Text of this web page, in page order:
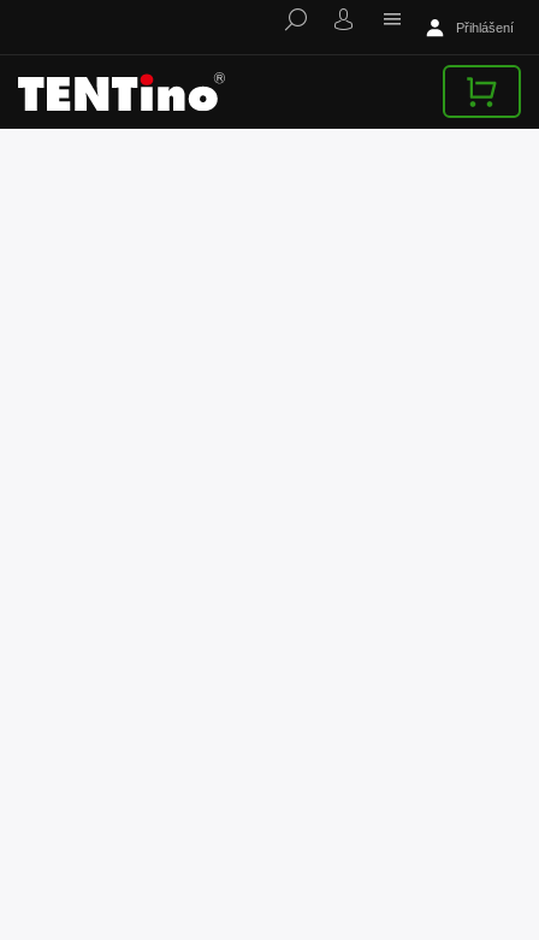
Přihlášení